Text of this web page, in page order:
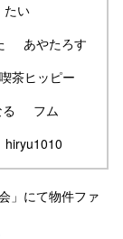
たい
あやたろす
茶ヒッピー
フム
hiryu1010
」にて物件ファ